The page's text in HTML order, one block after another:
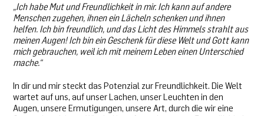
„Ich habe Mut und Freundlichkeit in mir. Ich kann auf andere
Menschen zugehen, ihnen ein Lächeln schenken und ihnen
helfen. Ich bin freundlich, und das Licht des Himmels strahlt aus
meinen Augen! Ich bin ein Geschenk für diese Welt und Gott kann
mich gebrauchen, weil ich mit meinem Leben einen Unterschied
mache.“
In dir und mir steckt das Potenzial zur Freundlichkeit. Die Welt
wartet auf uns, auf unser Lachen, unser Leuchten in den
Augen, unsere Ermutigungen, unsere Art, durch die wir eine